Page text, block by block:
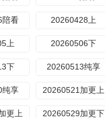
陪看 20260428上
上 20260506下
下 20260513纯享
纯享 20260521加更上
更上 20260529加更下